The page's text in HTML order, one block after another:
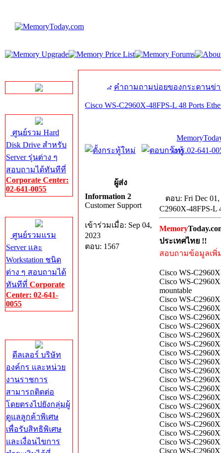
ศูนย์รวม Hard
Disk Drive สำหรับ
Server รุ่นต่าง ๆ
สอบถามได้ทันทีที่
Corporate Center:
02-641-0055
ศูนย์รวมแรม
Server และ
Workstation ชนิด
ต่าง ๆ สอบถามได้
ทันทีที่ Corporate
Center: 02-641-
0055
ดีลเลอร์ บริษัท
องค์กร และหน่วย
งานราชการ
สามารถติดต่อ
โดยตรงไปยังกลุ่มผู้
ดูแลลูกค้าพิเศษ
เพื่อรับสิทธิพิเศษ
และเงื่อนไขการ
คำถามถามบ่อยของกระดานข่
Cisco WS-C2960X-48FPS-L 48 Ports
โทร.02-641-
ผู้ส่ง
Information 2
Customer Support
เข้าร่วมเมื่อ: Sep 04,
2023
ตอบ: 1567
ตอบ: Fri Dec 01,
C2960X-48FPS-L
Memory
ประเทศไทย !!
สอบถามข้อมูลเพิ่
Cisco WS-
Cisco WS-
mountable
Cisco WS-
Cisco WS-
Cisco WS-
Cisco WS-
Cisco WS-
Cisco WS-
Cisco WS-
Cisco WS-
Cisco WS-
Cisco WS-
Cisco WS-
Cisco WS-
Cisco WS-
Cisco WS-
Cisco WS-
Cisco WS-
Cisco WS-
Cisco WS-